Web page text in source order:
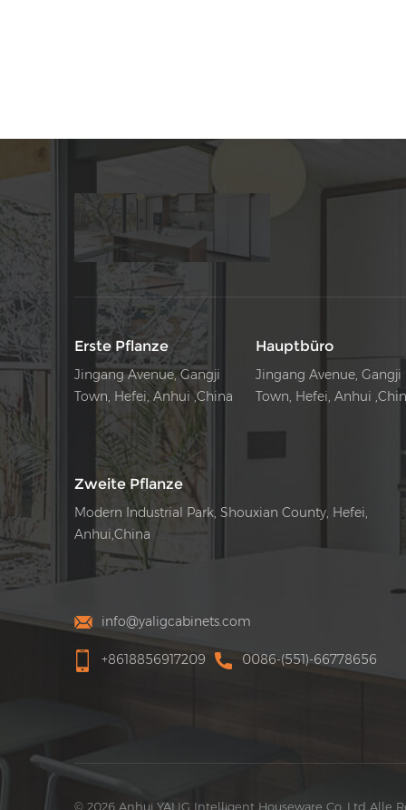
Erste Pflanze
Jingang Avenue, Gangji
Town, Hefei, Anhui ,China
Hauptbüro
Jingang Avenue, Gangji
Town, Hefei, Anhui
Zweite Pflanze
Modern Industrial Park, Shouxian County, Hefei,
Anhui,China
info@yaligcabinets.com
+8618856917209 0086-(551)-66778656
© 2026 Anhui YALIG Intelligent Houseware Co.,Ltd Alle